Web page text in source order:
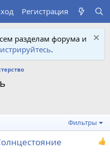
Регистрация
разделам форума и
.
Фильтры